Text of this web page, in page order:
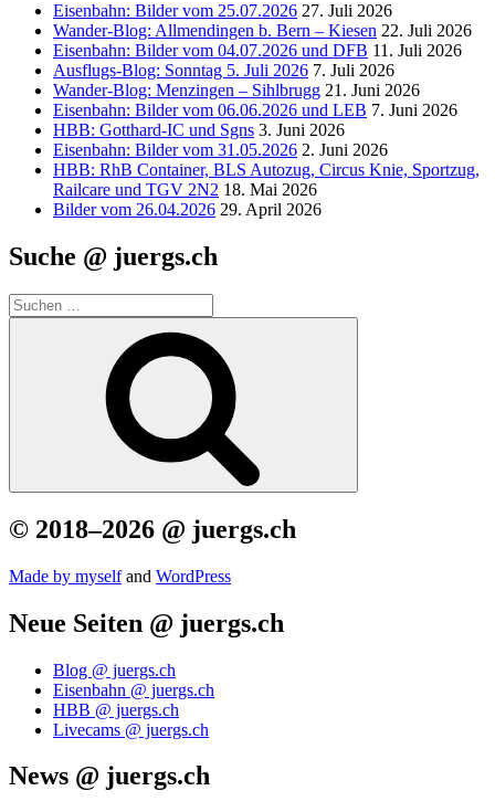
Eisenbahn: Bilder vom 25.07.2026 27. Juli 2026
Wander-Blog: Allmendingen b. Bern – Kiesen 22. Juli 2026
Eisenbahn: Bilder vom 04.07.2026 und DFB 11. Juli 2026
Ausflugs-Blog: Sonntag 5. Juli 2026 7. Juli 2026
Wander-Blog: Menzingen – Sihlbrugg 21. Juni 2026
Eisenbahn: Bilder vom 06.06.2026 und LEB 7. Juni 2026
HBB: Gotthard-IC und Sgns 3. Juni 2026
Eisenbahn: Bilder vom 31.05.2026 2. Juni 2026
HBB: RhB Container, BLS Autozug, Circus Knie, Sportzug,
Railcare und TGV 2N2 18. Mai 2026
Bilder vom 26.04.2026 29. April 2026
Suche @ juergs.ch
Suchen
nach:
© 2018–2026 @ juergs.ch
Made by mys­elfand Word­Press
Neue Seiten @ juergs.ch
Blog @ juergs.ch
Eisenbahn @ juergs.ch
HBB @ juergs.ch
Livecams @ juergs.ch
News @ juergs.ch